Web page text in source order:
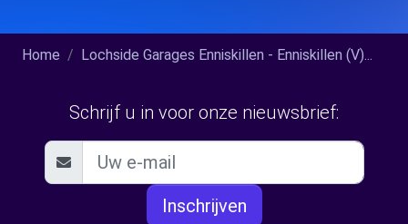
Home Lochside Garages Enniskillen - Enniskillen (V)...
Schrijf u in voor onze nieuwsbrief:
Inschrijven